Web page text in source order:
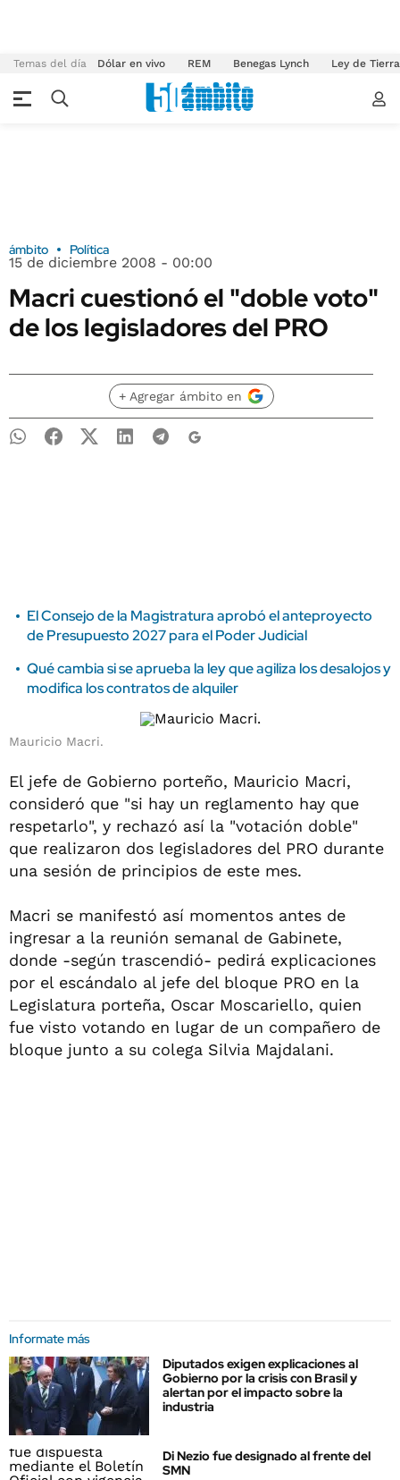
Temas del día Dólar en vivo REM Benegas Lynch Ley de
ámbito Política
15 de diciembre 2008 - 00:00
Macri cuestionó el "doble voto"
de los legisladores del PRO
+ Agregar ámbito en
El Consejo de la Magistratura aprobó el anteproyecto
de Presupuesto 2027 para el Poder Judicial
Qué cambia si se aprueba la ley que agiliza los desalojos y
modifica los contratos de alquiler
Mauricio Macri.
El jefe de Gobierno porteño, Mauricio Macri,
consideró que "si hay un reglamento hay que
respetarlo", y rechazó así la "votación doble"
que realizaron dos legisladores del PRO durante
una sesión de principios de este mes.
Macri se manifestó así momentos antes de
ingresar a la reunión semanal de Gabinete,
donde -según trascendió- pedirá explicaciones
por el escándalo al jefe del bloque PRO en la
Legislatura porteña, Oscar Moscariello, quien
fue visto votando en lugar de un compañero de
bloque junto a su colega Silvia Majdalani.
Informate más
Diputados exigen explicaciones al
Gobierno por la crisis con Brasil y
alertan por el impacto sobre la
industria
Di Nezio fue designado al frente del
SMN